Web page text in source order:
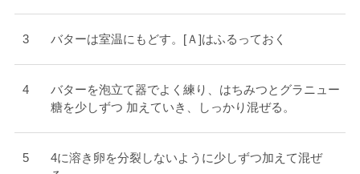
バターは室温にもどす。[Ａ]はふるっておく
バターを泡立て器でよく練り、はちみつとグラニュー
糖を少しずつ 加えていき、しっかり混ぜる。
4に溶き卵を分裂しないように少しずつ加えて混ぜ